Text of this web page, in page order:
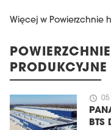
Więcej w Powierzchnie
PRODUKCYJNE
schedule 05
BTS